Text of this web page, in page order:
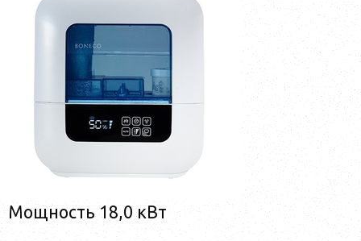
Мощность 18,0 кВт